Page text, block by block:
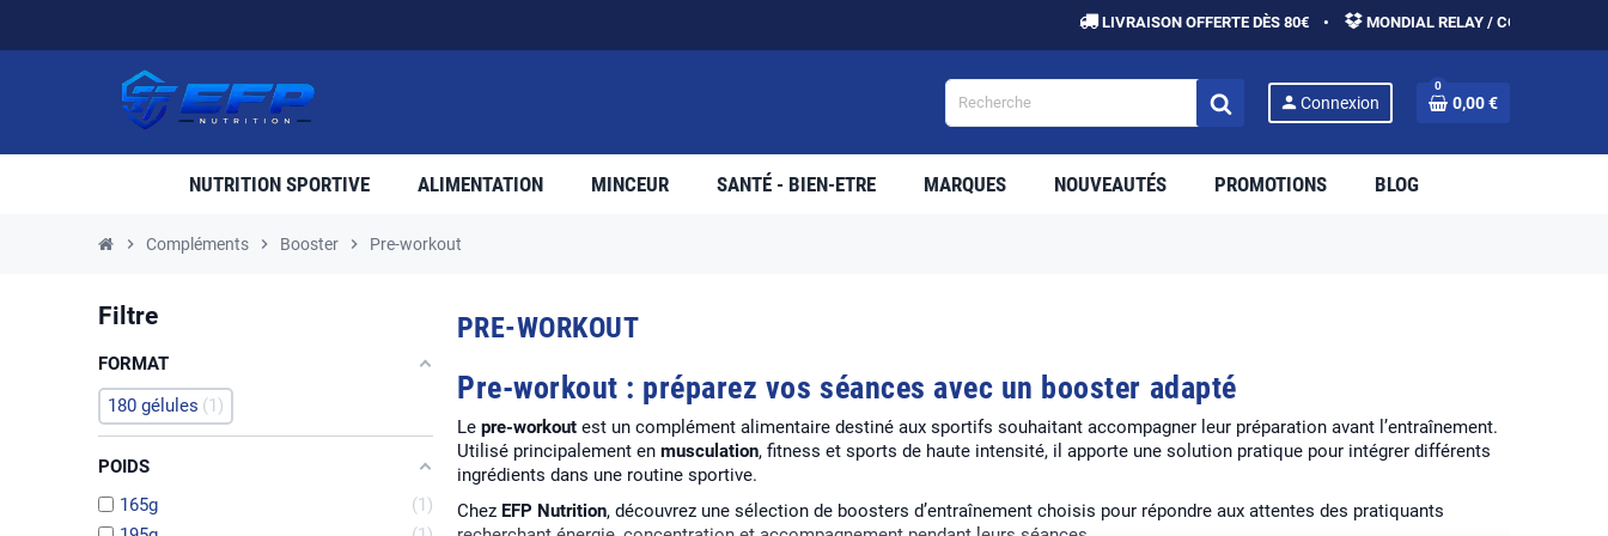
LIVRAISON OFFERTE DÈS 80€ • MONDIAL RELAY / COLISSIMO •
person Connexion
0
0,00 €
NUTRITION SPORTIVE ALIMENTATION MINCEUR SANTÉ - BIEN-ETRE MARQUES NOUVEAUTÉS PROMOTIONS BLOG
chevron_right Compléments chevron_right Booster chevron_right Pre-workout
Filtre
FORMAT
180 gélules 1
POIDS
165g
1
PRE-WORKOUT
Pre-workout : préparez vos séances avec un booster adapté
Le pre-workout est un complément alimentaire destiné aux sportifs souhaitant accompagner leur préparation avant l’entraînement.
Utilisé principalement en musculation, fitness et sports de haute intensité, il apporte une solution pratique pour intégrer différents
ingrédients dans une routine sportive.
Chez EFP Nutrition, découvrez une sélection de boosters d’entraînement choisis pour répondre aux attentes des pratiquants